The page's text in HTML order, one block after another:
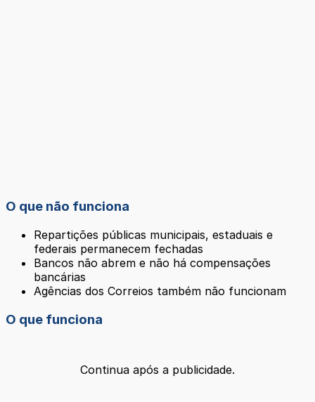
O que não funciona
Repartições públicas municipais, estaduais e
federais permanecem fechadas
Bancos não abrem e não há compensações
bancárias
Agências dos Correios também não funcionam
O que funciona
Continua após a publicidade.